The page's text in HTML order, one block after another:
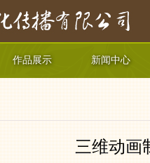
作品展示 新闻中心
三维动画